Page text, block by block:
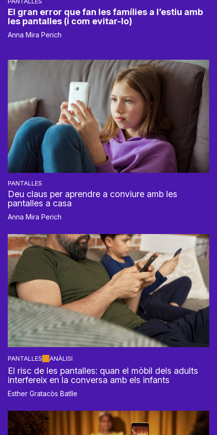
El gran error que fan les famílies a l’estiu amb
les pantalles (i com evitar-lo)
Anna Mira Perich
PANTALLES
Deu claus per aprendre a conviure amb les
pantalles a casa
Anna Mira Perich
PANTALLES ANÀLISI
El risc de les pantalles: quan el mòbil dels adults
interfereix en la conversa amb els infants
Esther Gratacòs Batlle